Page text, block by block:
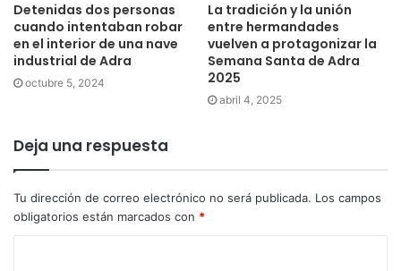
Detenidas dos personas
cuando intentaban robar
en el interior de una nave
industrial de Adra
octubre 5, 2024
La tradición y la unión
entre hermandades
vuelven a protagonizar la
Semana Santa de Adra
2025
abril 4, 2025
Deja una respuesta
Tu dirección de correo electrónico no será publicada. Los campos
obligatorios están marcados con *